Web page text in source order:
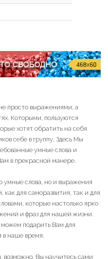
просто выражениями, а
Которыми, пользуются
хотят обратить на себя
себе в группу. Здесь Мы
умные слова и
в прекрасной манере.
умные слова, но и выражения
для саморазвития, так и для
которые настолько ярко
и фраз для нашей жизни.
подарить Вам для
наше время.
возможно, Вы научитесь сами